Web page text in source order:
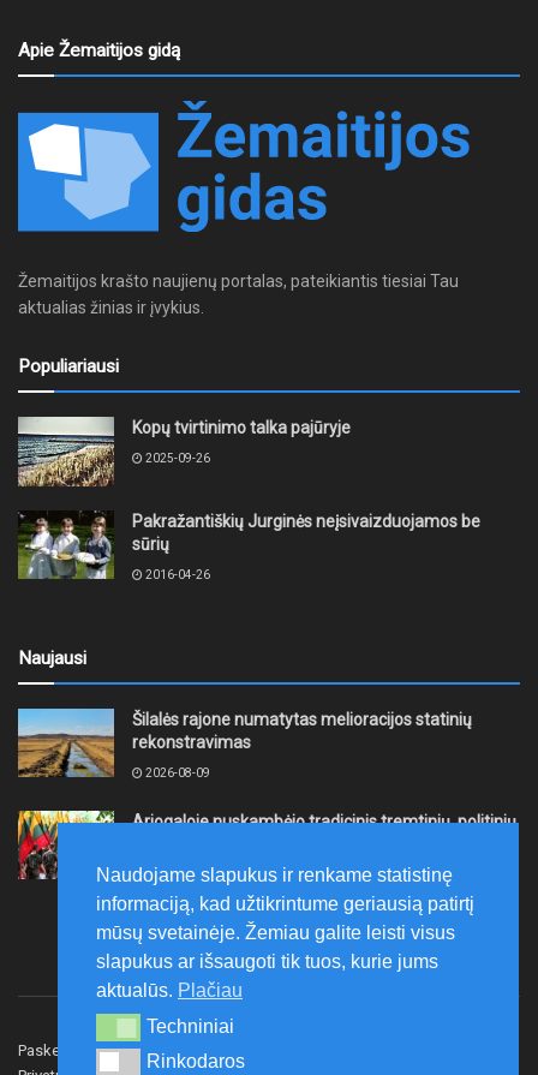
Apie Žemaitijos gidą
Žemaitijos krašto naujienų portalas, pateikiantis tiesiai Tau
aktualias žinias ir įvykius.
Populiariausi
Kopų tvirtinimo talka pajūryje
2025-09-26
Pakražantiškių Jurginės neįsivaizduojamos be
sūrių
2016-04-26
Naujausi
Šilalės rajone numatytas melioracijos statinių
rekonstravimas
2026-08-09
Ariogaloje nuskambėjo tradicinis tremtinių, politinių
širdy“
2026-08-08
Paskelbk naujieną Rašyti redakcijai
Naudojame slapukus ir renkame statistinę
informaciją, kad užtikrintume geriausią patirtį
mūsų svetainėje. Žemiau galite leisti visus
slapukus ar išsaugoti tik tuos, kurie jums
aktualūs. Plačiau
Techniniai
Techniniai
Rinkodaros
Rinkodaros